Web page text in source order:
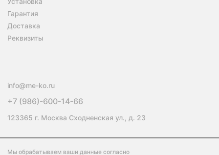
Гарантия
Доставка
Реквизиты
info@me-ko.ru
+7 (986)-600-14-66
123365 г. Москва Сходненская ул., д. 23
Мы обрабатываем ваши данные согласно